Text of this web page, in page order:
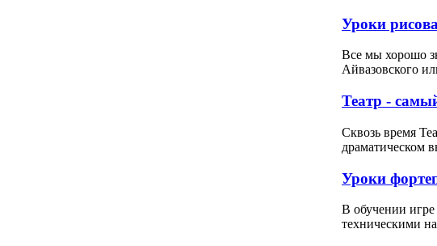
Уроки
Все мы хорошо
Айвазовского
Театр -
Сквозь время
драматическом
Уроки
В обучении
техническими